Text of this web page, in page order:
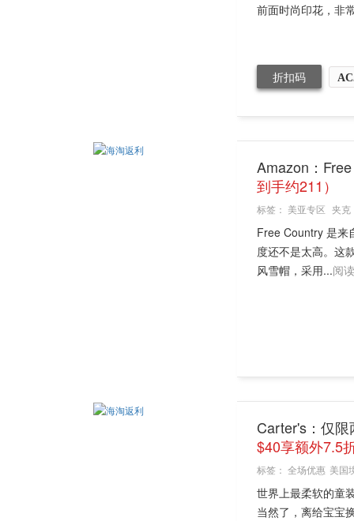
前面时尚印花，非
折扣码
Amazon：
到手约211）
标签： 美亚专区 夹克
Free Country 是来
度还不是太高。这
风雪帽，采用...阅
Carter's：仅
$40享额外7.5
标签： 全场优惠 美国
世界上最柔软的童
当然了，离给宝宝